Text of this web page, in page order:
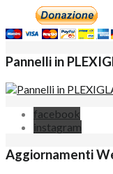
Pannelli in
facebook
instagram
Aggiornamenti